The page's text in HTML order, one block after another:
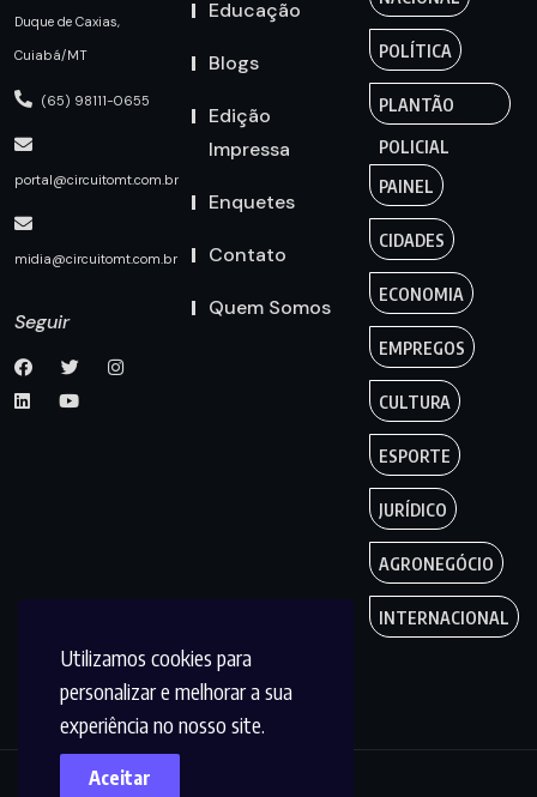
Utilizamos cookies para
personalizar e melhorar a sua
experiência no nosso site.
Aceitar
Duque de Caxias,
Cuiabá/MT
(65) 98111-0655
portal@circuitomt.com.br
midia@circuitomt.com.br
Seguir
Educação
Blogs
Edição
Impressa
Enquetes
Contato
Quem Somos
POLÍTICA
PLANTÃO
POLICIAL
PAINEL
CIDADES
ECONOMIA
EMPREGOS
CULTURA
ESPORTE
JURÍDICO
AGRONEGÓCIO
INTERNACIONAL